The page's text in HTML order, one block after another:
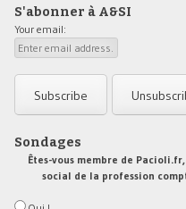
S'abonner à A&SI
Your email:
Sondages
Êtes-vous membre de
social de la profession